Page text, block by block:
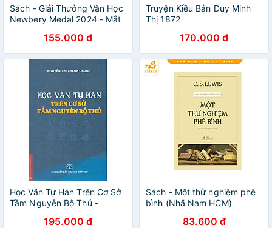
Sách - Giải Thưởng Văn Học
Newbery Medal 2024 - Mắt
Dave Eggers, Shawn Harris
155.000 đ
Truyện Kiều Bản Duy Minh
Thị 1872
170.000 đ
Học Văn Tự Hán Trên Cơ Sở
Tầm Nguyên Bộ Thủ -
195.000 đ
Sách - Một thử nghiệm phê
bình (Nhã Nam HCM)
83.600 đ